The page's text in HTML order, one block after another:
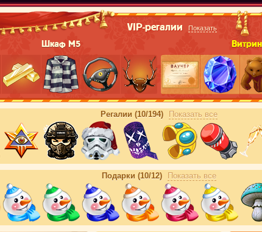
VIP-регалии Показать
Шкаф М5
Регалии (10/194) Показать все
Подарки (10/12) Показать все